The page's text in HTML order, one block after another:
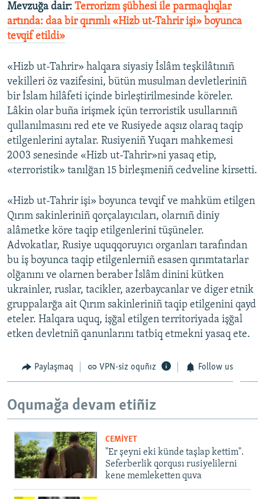
Mevzuğa dair: Terrorizm şübhesi ile parmaqlıqlar
artında: daa bir qırımlı «Hizb ut-Tahrir işi» boyunca
tevqif etildi»​
«Hizb ut-Tahrir» halqara siyasiy İslâm teşkilâtınıñ
vekilleri öz vazifesini, bütün musulman devletleriniñ
bir İslam hilâfeti içinde birleştirilmesinde köreler.
Lâkin olar buña irişmek içün terroristik usullarınıñ
qullanılmasını red ete ve Rusiyede aqsız olaraq taqip
etilgenlerini aytalar. Rusiyeniñ Yuqarı mahkemesi
2003 senesinde «Hizb ut-Tahrir»ni yasaq etip,
«terroristik» tanılğan 15 birleşmeniñ cedveline kirsetti.
«Hizb ut-Tahrir işi» boyunca tevqif ve mahküm etilgen
Qırım sakinleriniñ qorçalayıcıları, olarnıñ diniy
alâmetke köre taqip etilgenlerini tüşüneler.
Advokatlar, Rusiye uquqqoruyıcı organları tarafından
bu iş boyunca taqip etilgenlerniñ esasen qırımtatarlar
olğanını ve olarnen beraber İslâm dinini kütken
ukrainler, ruslar, tacikler, azerbaycanlar ve diger etnik
gruppalarğa ait Qırım sakinleriniñ taqip etilgenini qayd
eteler. Halqara uquq, işğal etilgen territoriyada işğal
etken devletniñ qanunlarını tatbiq etmekni yasaq ete.
Paylaşmaq VPN-siz oquñız Follow us
Oqumağa devam etiñiz
CEMİYET
"Er şeyni eki künde taşlap kettim".
Seferberlik qorqusı rusiyelilerni
kene memleketten quva